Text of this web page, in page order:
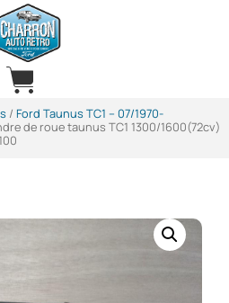
/ Ford Taunus TC1 -- 07/1970-
de roue taunus TC1 1300/1600(72cv)